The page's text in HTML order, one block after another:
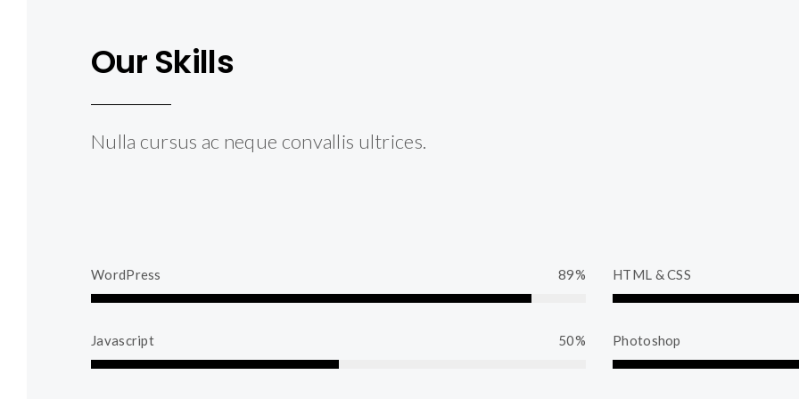
Our Skills
Nulla cursus ac neque convallis ultrices.
WordPress 89%
89%
Javascript 50%
50%
HTML & CSS
60%
Photoshop
65%